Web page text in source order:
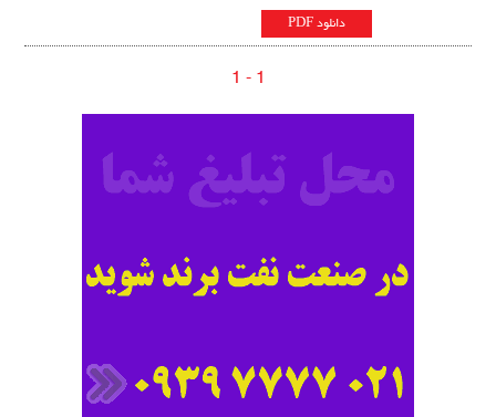
دانلود PDF
1 - 1